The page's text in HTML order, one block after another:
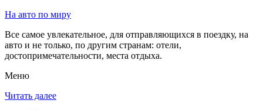
На авто по миру
Все самое увлекательное, для отправляющихся в поездку, на
авто и не только, по другим странам: отели,
достопримечательности, места отдыха.
Меню
Читать далее